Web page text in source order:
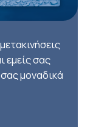
εμείς σας
μοναδικά